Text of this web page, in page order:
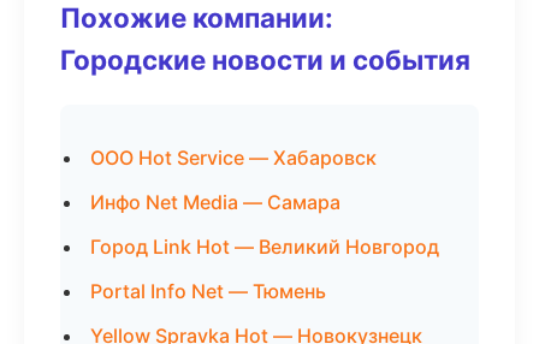
Похожие компании:
Городские новости и события
ООО Hot Service — Хабаровск
Инфо Net Media — Самара
Город Link Hot — Великий Новгород
Portal Info Net — Тюмень
Yellow Spravka Hot — Новокузнецк